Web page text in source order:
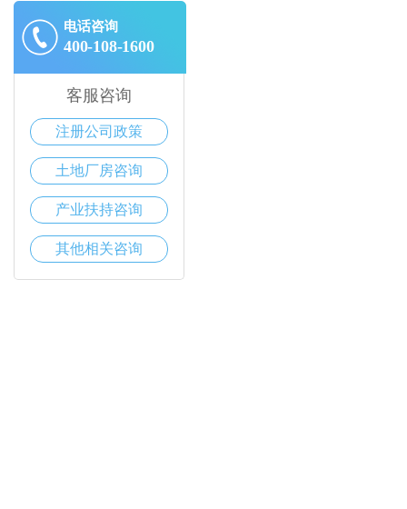
电话咨询
400-108-1600
客服咨询
注册公司政策
土地厂房咨询
产业扶持咨询
其他相关咨询